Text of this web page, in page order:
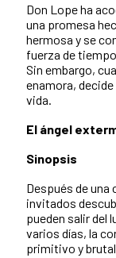
Don Lope ha
una promesa
hermosa y se
fuerza de
Sin embargo,
enamora,
vida.
El ángel
Sinopsis
Después de una
invitados
pueden salir del
varios días, la
primitivo y